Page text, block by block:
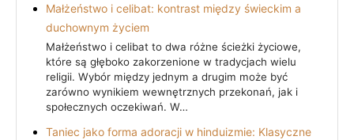
Małżeństwo i celibat: kontrast między świeckim a
duchownym życiem
Małżeństwo i celibat to dwa różne ścieżki życiowe,
które są głęboko zakorzenione w tradycjach wielu
religii. Wybór między jednym a drugim może być
zarówno wynikiem wewnętrznych przekonań, jak i
społecznych oczekiwań. W…
Taniec jako forma adoracji w hinduizmie: Klasyczne